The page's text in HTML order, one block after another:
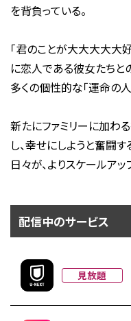
を背負っている。
「君のことが大大大大大
に恋人である彼女たちと
多くの個性的な「運命の人
新たにファミリーに加わ
し、幸せにしようと奮闘
日々が、よりスケールア
配信中のサービス
見放題